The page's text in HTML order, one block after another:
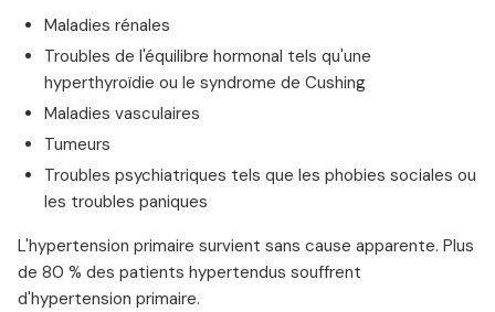
Maladies rénales
Troubles de l'équilibre hormonal tels qu'une
hyperthyroïdie ou le syndrome de Cushing
Maladies vasculaires
Tumeurs
Troubles psychiatriques tels que les phobies sociales ou
les troubles paniques
L'hypertension primaire survient sans cause apparente. Plus
de 80 % des patients hypertendus souffrent
d'hypertension primaire.